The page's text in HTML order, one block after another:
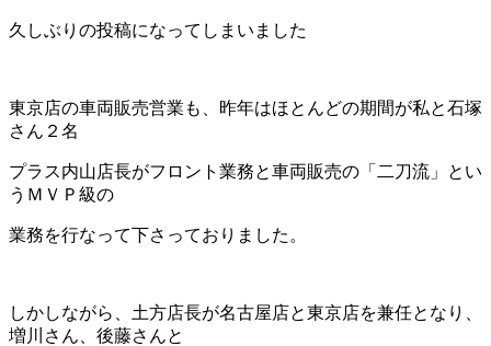
久しぶりの投稿になってしまいました
東京店の車両販売営業も、昨年はほとんどの期間が私と石塚
さん２名
プラス内山店長がフロント業務と車両販売の「二刀流」とい
うＭＶＰ級の
業務を行なって下さっておりました。
しかしながら、土方店長が名古屋店と東京店を兼任となり、
増川さん、後藤さんと